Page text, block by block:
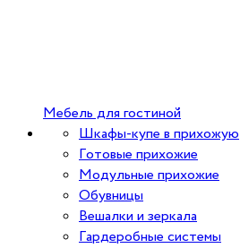
Мебель для гостиной
Шкафы-купе в прихожую
Готовые прихожие
Модульные прихожие
Обувницы
Вешалки и зеркала
Гардеробные системы